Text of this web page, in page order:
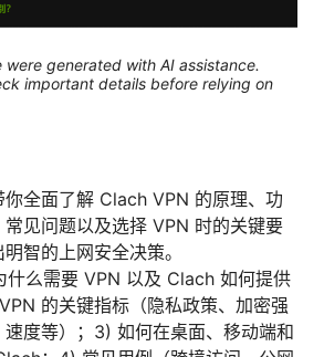
generated with AI assistance.
important details before relying on
你全面了解 Clach VPN 的原理、功
常见问题以及选择 VPN 时的关键要
智的上网安全决策。
什么需要 VPN 以及 Clach 如何提供
的关键指标（隐私政策、加密强
速度等）；3) 如何在桌面、移动端和